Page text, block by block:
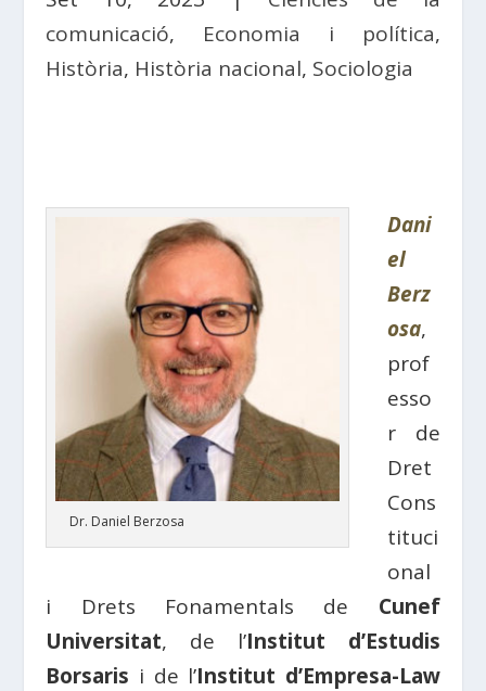
comunicació, Economia i política,
Història, Història nacional, Sociologia
Dr. Daniel Berzosa
Dani
el
Berz
osa,
prof
esso
r de
Dret
Cons
tituci
onal
i Drets Fonamentals de Cunef
Universitat, de l’Institut d’Estudis
Borsaris i de l’Institut d’Empresa-Law